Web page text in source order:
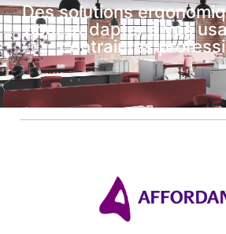
Des solutions
pour s’adapter à vos
contraintes